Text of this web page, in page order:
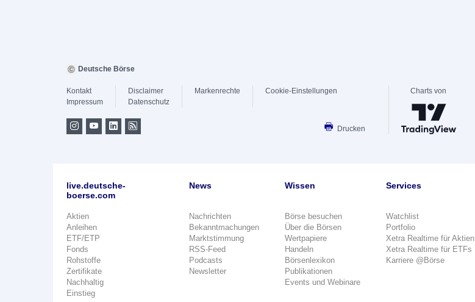
Deutsche Börse
Kontakt
Impressum
Disclaimer
Datenschutz
Markenrechte Cookie-Einstellungen
Drucken
Charts von
live.deutsche-
boerse.com
Aktien
Anleihen
ETF/ETP
Fonds
Rohstoffe
Zertifikate
Nachhaltig
Einstieg
News
Nachrichten
Bekanntmachungen
Marktstimmung
RSS-Feed
Podcasts
Newsletter
Wissen
Börse besuchen
Über die Börsen
Wertpapiere
Handeln
Börsenlexikon
Publikationen
Events und Webinare
Services
Watchlist
Portfolio
Xetra Realtime für Aktien
Xetra Realtime für ETFs
Karriere @Börse